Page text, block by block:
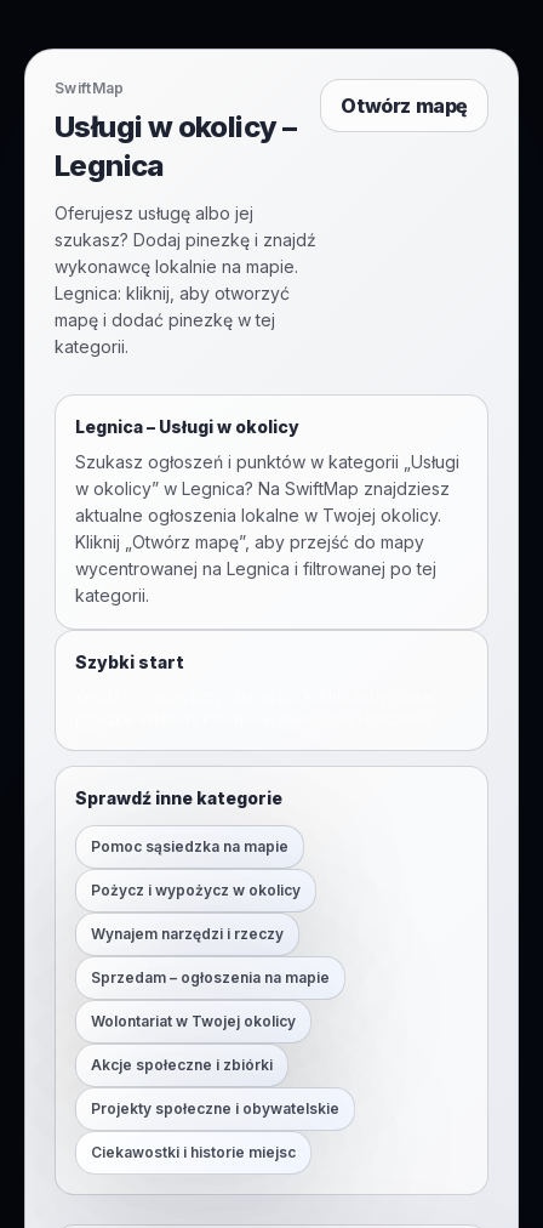
SwiftMap
Usługi w okolicy –
Legnica
Oferujesz usługę albo jej
szukasz? Dodaj pinezkę i znajdź
wykonawcę lokalnie na mapie.
Legnica: kliknij, aby otworzyć
mapę i dodać pinezkę w tej
kategorii.
Otwórz mapę
Legnica– Usługi w okolicy
Szukasz ogłoszeń i punktów w kategorii „ Usługi
w okolicy” w Legnica? Na SwiftMap znajdziesz
aktualne ogłoszenia lokalne w Twojej okolicy.
Kliknij „Otwórz mapę”, aby przejść do mapy
wycentrowanej na Legnica i filtrowanej po tej
kategorii.
Szybki start
Sprawdź inne kategorie
Pomoc sąsiedzka na mapie
Pożycz i wypożycz w okolicy
Wynajem narzędzi i rzeczy
Sprzedam – ogłoszenia na mapie
Wolontariat w Twojej okolicy
Akcje społeczne i zbiórki
Projekty społeczne i obywatelskie
Ciekawostki i historie miejsc